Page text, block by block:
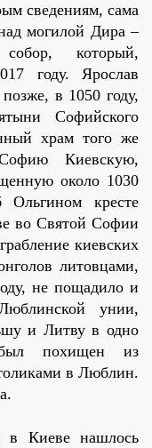
сведениям, сама
могилой Дира –
который,
году. Ярослав
в 1050 году,
Софийского
храм того же
Киевскую,
около 1030
кресте
во Святой Софии
киевских
литовцами,
не пощадило и
унии,
и Литву в одно
был похищен из
в Люблин.
в Киеве нашлось